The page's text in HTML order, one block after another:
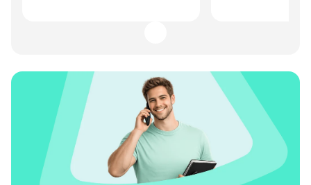
активного
нужен надежный и
вместительный
поездок на
задачи